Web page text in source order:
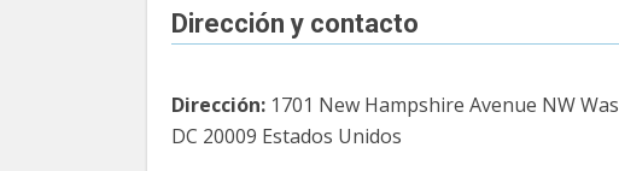
Dirección y contacto
Dirección: 1701 New Hampshire Avenue NW
DC 20009 Estados Unidos